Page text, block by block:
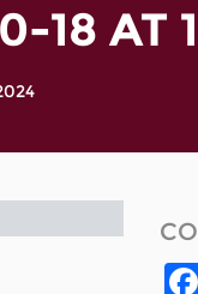
18 AT